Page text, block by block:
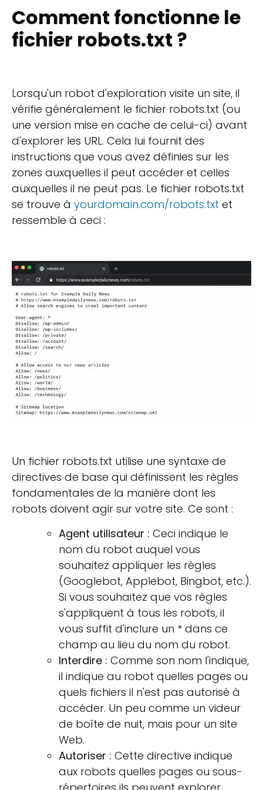
Comment fonctionne le
fichier robots.txt ?
Lorsqu'un robot d'exploration visite un site, il
vérifie généralement le fichier robots.txt (ou
une version mise en cache de celui-ci) avant
d'explorer les URL. Cela lui fournit des
instructions que vous avez définies sur les
zones auxquelles il peut accéder et celles
auxquelles il ne peut pas. Le fichier robots.txt
se trouve à yourdomain.com/robots.txt et
ressemble à ceci :
Un fichier robots.txt utilise une syntaxe de
directives de base qui définissent les règles
fondamentales de la manière dont les
robots doivent agir sur votre site. Ce sont :
Agent utilisateur : Ceci indique le
nom du robot auquel vous
souhaitez appliquer les règles
(Googlebot, Applebot, Bingbot, etc.).
Si vous souhaitez que vos règles
s'appliquent à tous les robots, il
vous suffit d'inclure un * dans ce
champ au lieu du nom du robot.
Interdire : Comme son nom l'indique,
il indique au robot quelles pages ou
quels fichiers il n'est pas autorisé à
accéder. Un peu comme un videur
de boîte de nuit, mais pour un site
Web.
Autoriser : Cette directive indique
aux robots quelles pages ou sous-